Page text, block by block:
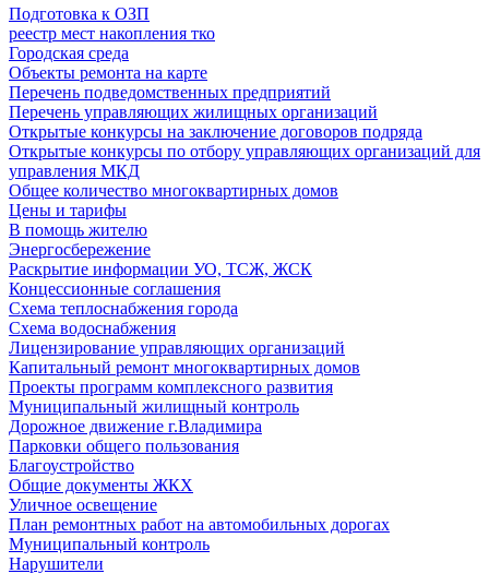
Подготовка к ОЗП
реестр мест накопления тко
Городская среда
Объекты ремонта на карте
Перечень подведомственных предприятий
Перечень управляющих жилищных организаций
Открытые конкурсы на заключение договоров подряда
Открытые конкурсы по отбору управляющих организаций для
управления МКД
Общее количество многоквартирных домов
Цены и тарифы
В помощь жителю
Энергосбережение
Раскрытие информации УО, ТСЖ, ЖСК
Концессионные соглашения
Схема теплоснабжения города
Схема водоснабжения
Лицензирование управляющих организаций
Капитальный ремонт многоквартирных домов
Проекты программ комплексного развития
Муниципальный жилищный контроль
Дорожное движение г.Владимира
Парковки общего пользования
Благоустройство
Общие документы ЖКХ
Уличное освещение
План ремонтных работ на автомобильных дорогах
Муниципальный контроль
Нарушители